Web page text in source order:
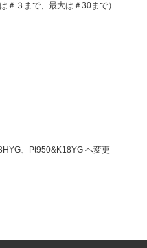
＃３まで、最大は＃30まで）
、Pt950&K18YG へ変更